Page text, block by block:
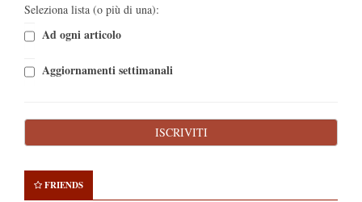
Seleziona lista (o più di una):
Ad ogni articolo
Aggiornamenti settimanali
FRIENDS